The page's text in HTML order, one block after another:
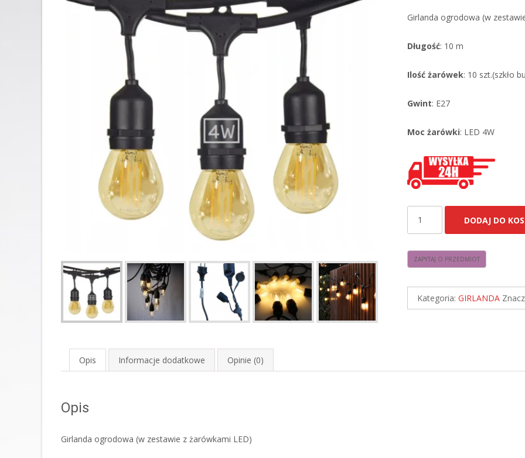
Girlanda ogrodowa (w
Długość: 10 m
Ilość żarówek: 10 szt.(szkło
Gwint: E27
Moc żarówki: LED 4W
10m
LED
4W
AMBER
DODAJ DO
Kategoria: GIRLANDA
Opis Informacje dodatkowe Opinie (0)
Opis
Girlanda ogrodowa (w zestawie z żarówkami LED)